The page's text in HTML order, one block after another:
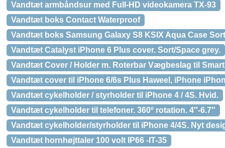
Vandtæt armbåndsur med Full-HD videokamera TX-93
Vandtæt boks Contact Waterproof
Vandtæt boks Samsung Galaxy S8 KSIX Aqua Case
Vandtæt Catalyst iPhone 6 Plus cover. Sort/Space grey.
Vandtæt Cover / Holder m. Roterbar Vægbeslag til
Vandtæt cover til iPhone 6/6s Plus Haweel, iPhone
Vandtæt cykelholder / styrholder til iPhone 4 / 4S. Hvid.
Vandtæt cykelholder til telefoner. 360º rotation. 4″-6.7″
Vandtæt cykelholder/styrholder til iPhone 4/4S. Nyt
Vandtæt hornhøjttaler 100 volt IP66 -IT-35